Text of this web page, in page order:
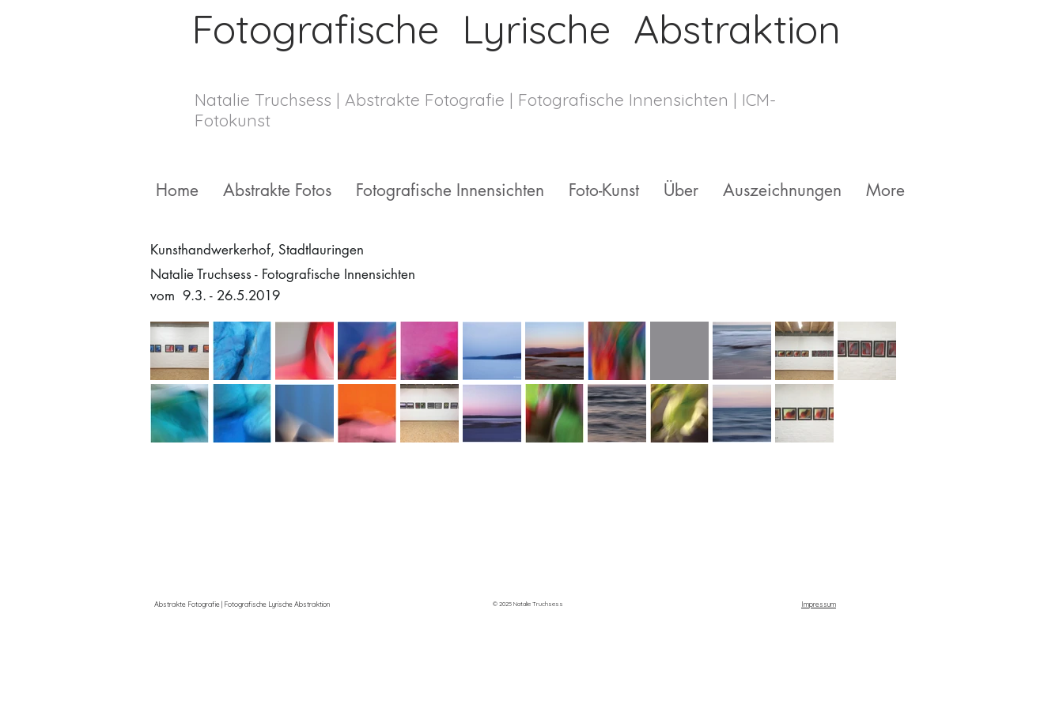
Fotografische Lyrische Abstraktion
Natalie Truchsess | Abstrakte Fotografie | Fotografische Innensichten | ICM-
Fotokunst
Home Abstrakte Fotos Fotografische Innensichten Foto-Kunst Über Auszeichnungen More
Kunsthandwerkerhof, Stadtlauringen
Natalie Truchsess - Fotografische Innensichten
vom 9.3. - 26.5.2019
Abstrakte Fotografie | Fotografische Lyrische Abstraktion © 2025 Natalie Truchsess Impressum